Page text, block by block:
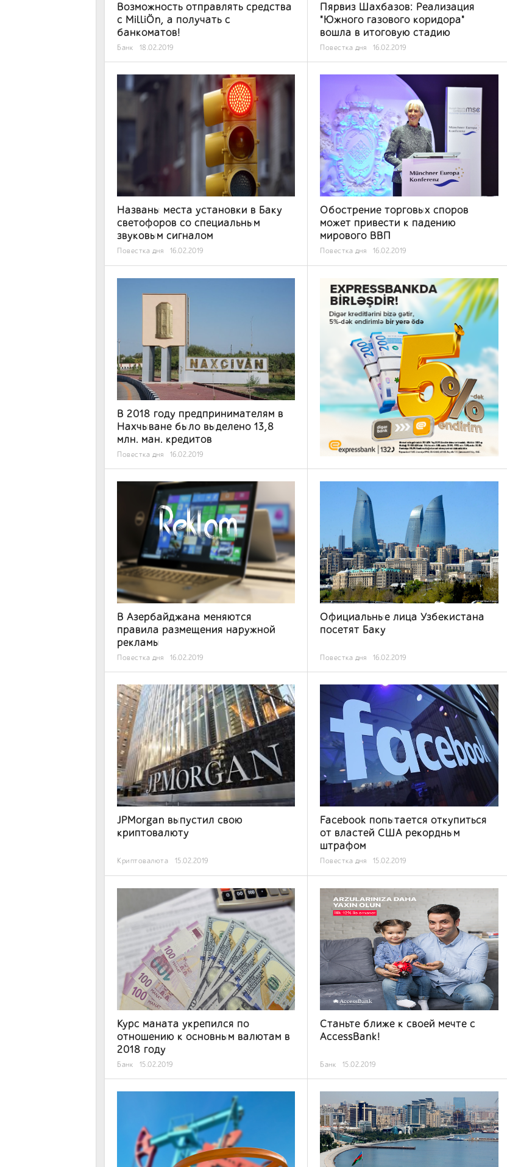
Возможность отправлять средства
с MilliÖn, а получать с
банкоматов!
Банк 18.02.2019
Пярвиз Шахбазов: Реализация
"Южного газового коридора"
вошла в итоговую стадию
Повестка дня 16.02.2019
Названы места установки в Баку
светофоров со специальным
звуковым сигналом
Повестка дня 16.02.2019
Обострение торговых споров
может привести к падению
мирового ВВП
Повестка дня 16.02.2019
В 2018 году предпринимателям в
Нахчыване было выделено 13,8
млн. ман. кредитов
Повестка дня 16.02.2019
В Азербайджана меняются
правила размещения наружной
рекламы
Повестка дня 16.02.2019
Официальные лица Узбекистана
посетят Баку
Повестка дня 16.02.2019
JPMorgan выпустил свою
криптовалюту
Криптовалюта 15.02.2019
Facebook попытается откупиться
от властей США рекордным
штрафом
Повестка дня 15.02.2019
Курс маната укрепился по
отношению к основным валютам в
2018 году
Банк 15.02.2019
Станьте ближе к своей мечте с
AccessBank!
Банк 15.02.2019